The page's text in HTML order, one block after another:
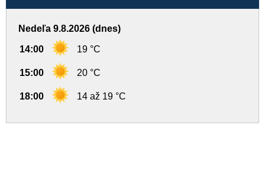
Nedeľa 9.8.2026 (dnes)
14:00 19 °C
15:00 20 °C
18:00 14 až 19 °C